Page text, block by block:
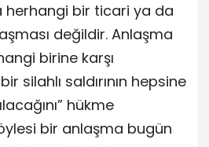
herhangi bir ticari ya da
değildir. Anlaşma
birine karşı
silahlı saldırının hepsine
hükme
bir anlaşma bugün